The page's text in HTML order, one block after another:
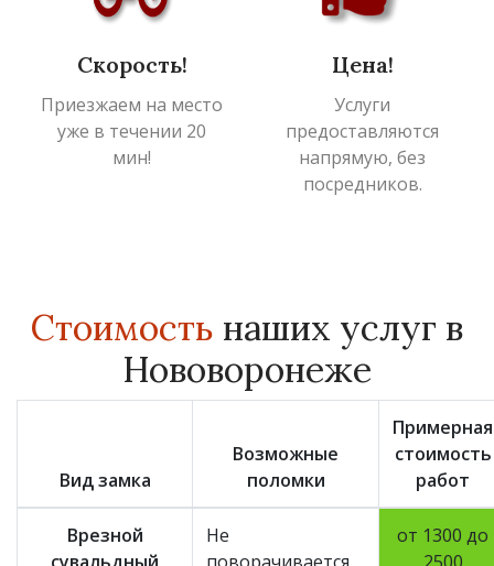
Скорость!
Приезжаем на место
уже в течении 20
мин!
Цена!
Услуги
предоставляются
напрямую, без
посредников.
Стоимость наших услуг в
Нововоронеже
Вид замка
Возможные
поломки
Примерная
стоимость
работ
Врезной
Не
от 1300 до